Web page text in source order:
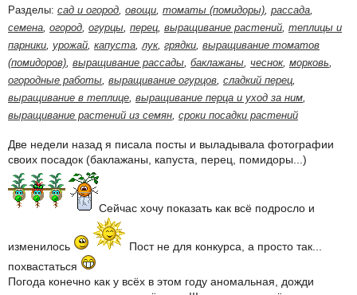
Разделы: сад и огород, овощи, томаты (помидоры), рассада,
семена, огород, огурцы, перец, выращивание растений, теплицы и
парники, урожай, капуста,лук, грядки, выращивание томатов
(помидоров), выращивание рассады, баклажаны, чеснок, морковь,
огородные работы, выращивание огурцов, сладкий перец,
выращивание в теплице, выращивание перца и уход за ним,
выращивание растений из семян, сроки посадки растений
Две недели назад я писала посты и выладывала фотографии
своих посадок (баклажаны, капуста, перец, помидоры...)
Сейчас хочу показать как всё подросло и
изменилось
Пост не для конкурса, а просто так...
похвастаться
Погода конечно как у всёх в этом году аномальная, дожди